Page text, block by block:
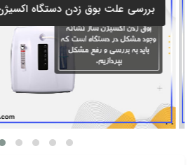
بررسی علت بوق زدن دستگاه